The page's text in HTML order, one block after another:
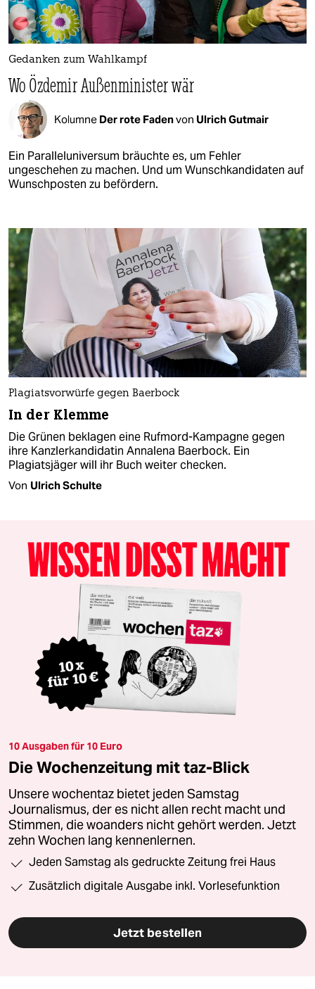
Gedanken zum Wahlkampf
Wo Özdemir Außenminister wär
Kolumne Der rote Fadenvon Ulrich Gutmair
Ein Paralleluniversum bräuchte es, um Fehler
ungeschehen zu machen. Und um Wunschkandidaten auf
Wunschposten zu befördern.
Plagiatsvorwürfe gegen Baerbock
In der Klemme
Die Grünen beklagen eine Rufmord-Kampagne gegen
ihre Kanzlerkandidatin Annalena Baerbock. Ein
Plagiatsjäger will ihr Buch weiter checken.
Von Ulrich Schulte
10 Ausgaben für 10 Euro
Die Wochenzeitung mit taz-Blick
Unsere wochentaz bietet jeden Samstag
Journalismus, der es nicht allen recht macht und
Stimmen, die woanders nicht gehört werden. Jetzt
zehn Wochen lang kennenlernen.
Jeden Samstag als gedruckte Zeitung frei Haus
Zusätzlich digitale Ausgabe inkl. Vorlesefunktion
Jetzt bestellen